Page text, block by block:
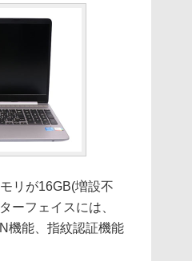
リが16GB(増設不
ーフェイスには、
機能、指紋認証機能